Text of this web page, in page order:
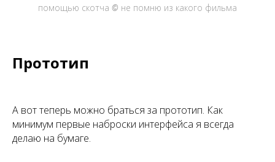
помощью скотча © не помню из какого фильма
Прототип
А вот теперь можно браться за прототип. Как
минимум первые наброски интерфейса я всегда
делаю на бумаге.